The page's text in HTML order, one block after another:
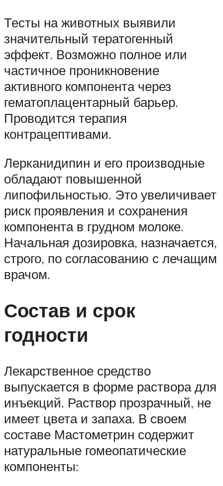
Тесты на животных выявили
значительный тератогенный
эффект. Возможно полное или
частичное проникновение
активного компонента через
гематоплацентарный барьер.
Проводится терапия
контрацептивами.
Лерканидипин и его производные
обладают повышенной
липофильностью. Это увеличивает
риск проявления и сохранения
компонента в грудном молоке.
Начальная дозировка, назначается,
строго, по согласованию с лечащим
врачом.
Состав и срок
годности
Лекарственное средство
выпускается в форме раствора для
инъекций. Раствор прозрачный, не
имеет цвета и запаха. В своем
составе Мастометрин содержит
натуральные гомеопатические
компоненты: